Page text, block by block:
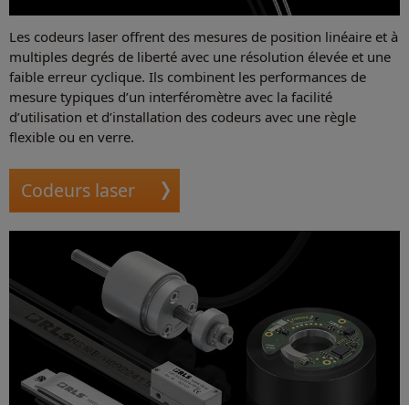
Les codeurs laser offrent des mesures de position linéaire et à
multiples degrés de liberté avec une résolution élevée et une
faible erreur cyclique. Ils combinent les performances de
mesure typiques d’un interféromètre avec la facilité
d’utilisation et d’installation des codeurs avec une règle
flexible ou en verre.
Codeurs laser